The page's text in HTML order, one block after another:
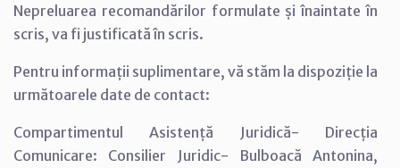
Nepreluarea recomandărilor formulate și înaintate în
scris, va fi justificată în scris.
Pentru informații suplimentare, vă stăm la dispoziție la
următoarele date de contact:
Compartimentul Asistență Juridică- Direcția
Comunicare: Consilier Juridic- Bulboacă Antonina,